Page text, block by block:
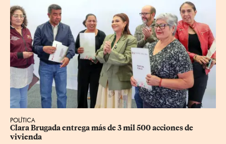
POLÍTICA
Clara Brugada entrega más de 3 mil 500 acciones de
vivienda